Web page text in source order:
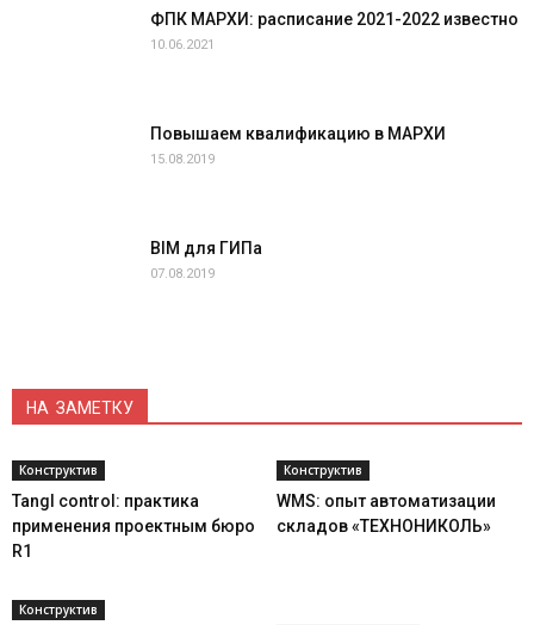
ФПК МАРХИ: расписание 2021-2022 известно
10.06.2021
Повышаем квалификацию в МАРХИ
15.08.2019
BIM для ГИПа
07.08.2019
НА ЗАМЕТКУ
Конструктив
Tangl control: практика
применения проектным бюро
R1
Конструктив
WMS: опыт автоматизации
складов «ТЕХНОНИКОЛЬ»
Конструктив